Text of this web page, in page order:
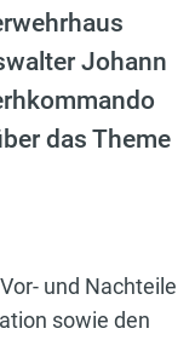
Johann
das Theme
und Nachteile
sowie den